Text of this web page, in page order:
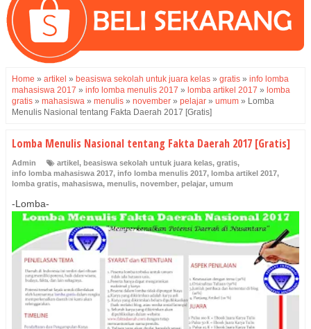
Home » artikel » beasiswa sekolah untuk juara kelas » gratis » info lomba
mahasiswa 2017 » info lomba menulis 2017 » lomba artikel 2017 » lomba
gratis » mahasiswa » menulis » november » pelajar » umum » Lomba
Menulis Nasional tentang Fakta Daerah 2017 [Gratis]
Lomba Menulis Nasional tentang Fakta Daerah 2017 [Gratis]
Admin artikel, beasiswa sekolah untuk juara kelas, gratis,
info lomba mahasiswa 2017, info lomba menulis 2017, lomba artikel 2017,
lomba gratis, mahasiswa, menulis, november, pelajar, umum
-Lomba-